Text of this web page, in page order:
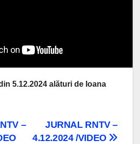
5.12.2024 alături de Ioana
JURNAL RNTV –
4.12.2024 /VIDEO
–